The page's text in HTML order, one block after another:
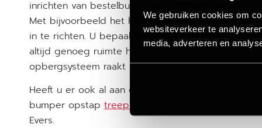
We gebruiken cookies om
websiteverkeer te
media, adverteren en
inrichten van bestelbussen zoals de
MAN TGE
Met bijvoorbeeld het handige Modul
in te richten. U bepaalt zelf hoe de inrichting van
altijd genoeg ruimte heeft voor al uw
opbergsysteem raakt u uw spullen niet meer kwijt.
Heeft u er ook al aan gedacht om uw
bumper opstap treeplank met trekhaak ? Kies
Evers.